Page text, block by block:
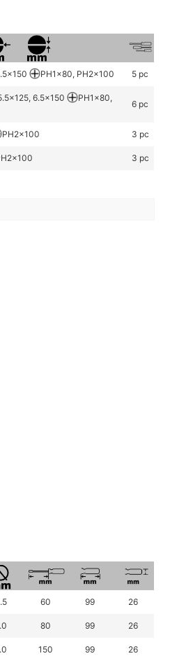
PH1x80, PH2x100 5 pc
6.5x150
PH1x80,
6 pc
PH2x100 3 pc
3 pc
60 99 26
80 99 26
150 99 26